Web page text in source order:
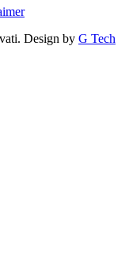
Design by G Tech